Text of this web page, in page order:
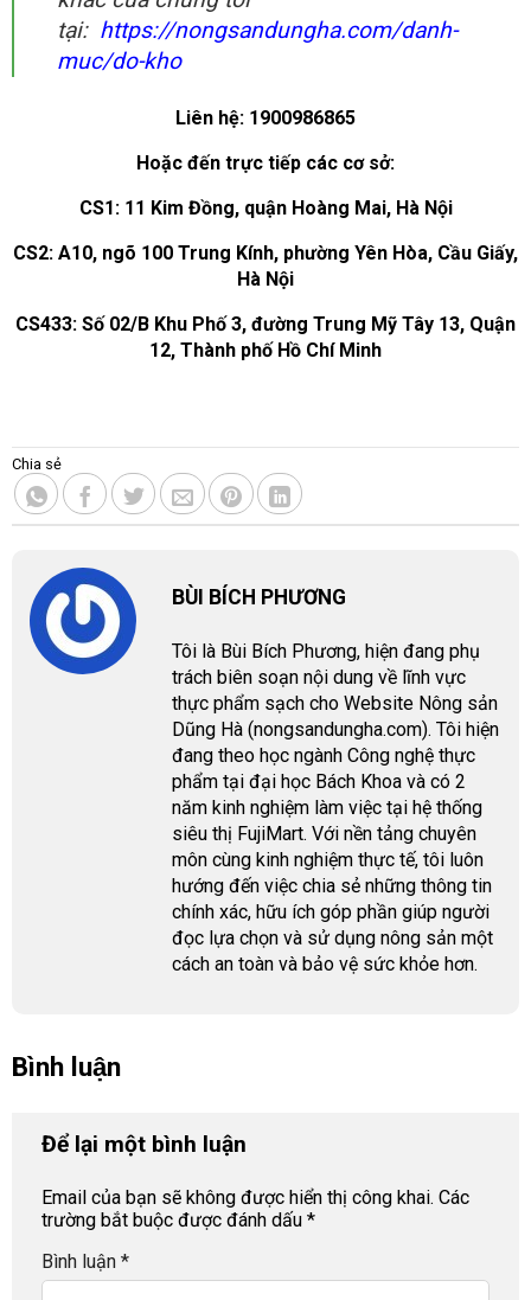
tại: https://nongsandungha.com/danh-
muc/do-kho
Liên hệ: 1900986865
Hoặc đến trực tiếp các cơ sở:
CS1: 11 Kim Đồng, quận Hoàng Mai, Hà Nội
CS2: A10, ngõ 100 Trung Kính, phường Yên Hòa, Cầu Giấy,
Hà Nội
CS433: Số 02/B Khu Phố 3, đường Trung Mỹ Tây 13, Quận
12, Thành phố Hồ Chí Minh
Chia sẻ
BÙI BÍCH PHƯƠNG
Tôi là Bùi Bích Phương, hiện đang phụ
trách biên soạn nội dung về lĩnh vực
thực phẩm sạch cho Website Nông sản
Dũng Hà (nongsandungha.com). Tôi hiện
đang theo học ngành Công nghệ thực
phẩm tại đại học Bách Khoa và có 2
năm kinh nghiệm làm việc tại hệ thống
siêu thị FujiMart. Với nền tảng chuyên
môn cùng kinh nghiệm thực tế, tôi luôn
hướng đến việc chia sẻ những thông tin
chính xác, hữu ích góp phần giúp người
đọc lựa chọn và sử dụng nông sản một
cách an toàn và bảo vệ sức khỏe hơn.
Bình luận
Để lại một bình luận
Email của bạn sẽ không được hiển thị công khai. Các
trường bắt buộc được đánh dấu *
Bình luận *